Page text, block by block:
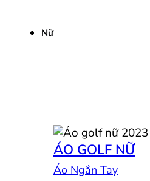
Nữ
ÁO GOLF NỮ
Áo Ngắn Tay